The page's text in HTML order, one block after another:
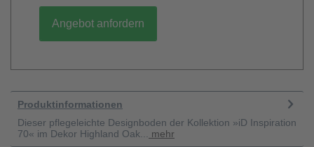
Angebot anfordern
Produktinformationen
Dieser pflegeleichte Designboden der Kollektion »iD Inspiration
70« im Dekor Highland Oak...
mehr